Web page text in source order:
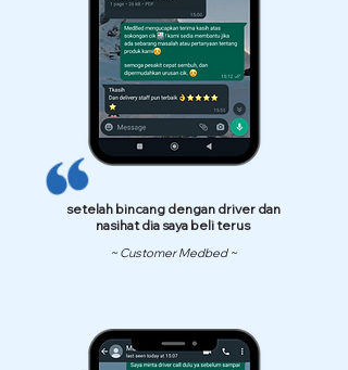
setelah bincang dengan driver dan
nasihat dia saya beli terus
~ Customer Medbed ~